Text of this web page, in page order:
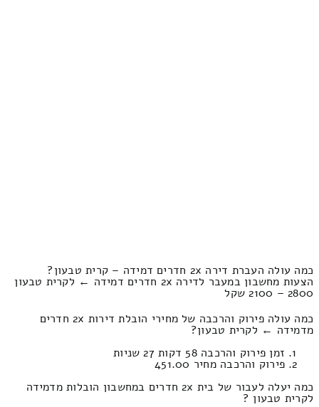
כמה עולה העברת דירה 2x חדרים דמידה – קרית טבעון?
הצעות מחשבון במעבר לדירה 2x חדרים דמידה ← לקרית טבעון
2800 – 2100 שקל
כמה עולה פירוק והרכבה של מחירי הובלת דירות 2x חדרים
מדמידה ← לקרית טבעון?
זמן פירוק והרכבה 58 דקות 27 שניות
פירוק והרכבה מחיר 451.00
כמה יעלה לעבור של בית 2x חדרים במחשבון הובלות מדמידה
לקרית טבעון ?